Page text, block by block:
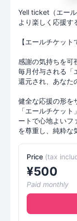
Yell ticket（エー
より楽しく応援す
【エールチケット
感謝の気持ちを可
毎月付与される「
還元され、あなた
健全な応援の形を
「エールチケッ
ートで心地よいフ
Price (tax
¥500
Paid monthly